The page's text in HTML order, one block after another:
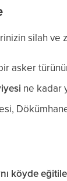
silah ve
asker
ne kadar
köyde